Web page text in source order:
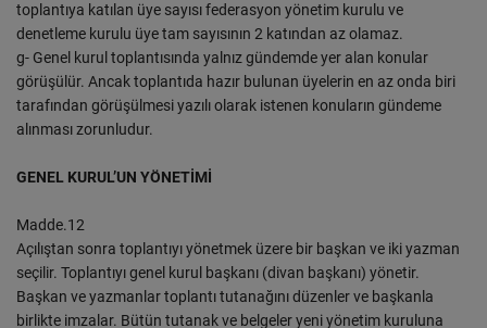
toplantıya katılan üye sayısı federasyon yönetim kurulu ve
denetleme kurulu üye tam sayısının 2 katından az olamaz.
g- Genel kurul toplantısında yalnız gündemde yer alan konular
görüşülür. Ancak toplantıda hazır bulunan üyelerin en az onda biri
tarafından görüşülmesi yazılı olarak istenen konuların gündeme
alınması zorunludur.
GENEL KURUL’UN YÖNETİMİ
Madde.12
Açılıştan sonra toplantıyı yönetmek üzere bir başkan ve iki yazman
seçilir. Toplantıyı genel kurul başkanı (divan başkanı) yönetir.
Başkan ve yazmanlar toplantı tutanağını düzenler ve başkanla
birlikte imzalar. Bütün tutanak ve belgeler yeni yönetim kuruluna